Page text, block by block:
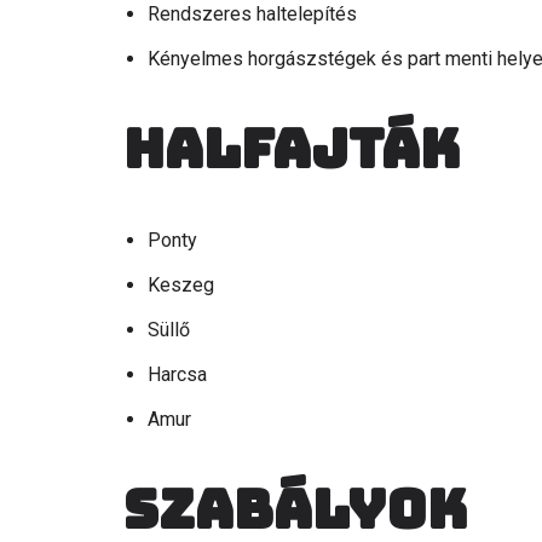
Rendszeres haltelepítés
Kényelmes horgászstégek és part menti
Halfajták
Ponty
Keszeg
Süllő
Harcsa
Amur
Szabályok